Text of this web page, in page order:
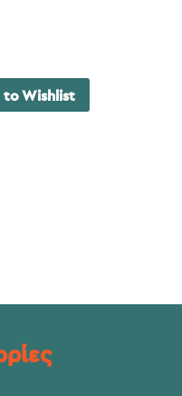
to Wishlist